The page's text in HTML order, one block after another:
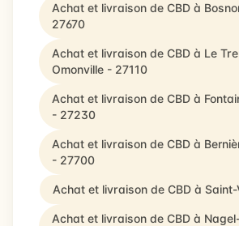
Achat et livraison de CBD à
27670
Achat et livraison de CBD à Le
Omonville - 27110
Achat et livraison de CBD à
- 27230
Achat et livraison de CBD à
- 27700
Achat et livraison de CBD à
Achat et livraison de CBD à